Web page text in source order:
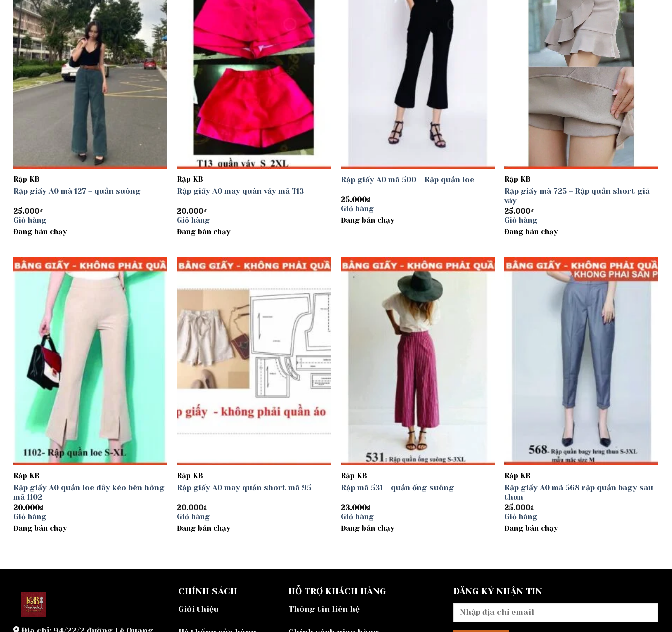
Rập KB
Rập giấy A0 mã 127 – quần suông
25.000₫
Giỏ hàng
Đang bán chạy
Rập KB
Rập giấy A0 may quân váy mã T13
20.000₫
Giỏ hàng
Đang bán chạy
Rập giấy A0 mã 500 – Rập quần loe
25.000₫
Giỏ hàng
Đang bán chạy
Rập KB
Rập giấy mã 725 – Rập quần short giả
váy
25.000₫
Giỏ hàng
Đang bán chạy
Add to
Rập KB
Rập giấy A0 quần loe dây kéo bên hông
mã 1102
20.000₫
Giỏ hàng
Đang bán chạy
wishlist
Rập KB
Rập giấy A0 may quần short mã 95
20.000₫
Giỏ hàng
Đang bán chạy
Rập KB
Rập mã 531 – quần ống suông
23.000₫
Giỏ hàng
Đang bán chạy
Rập KB
Rập giấy A0 mã 568 rập quần bagy sau
thun
25.000₫
Giỏ hàng
Đang bán chạy
CHÍNH SÁCH
Giới thiệu
HỖ TRỢ KHÁCH HÀNG
Thông tin liên hệ
ĐĂNG KÝ NHẬN TIN